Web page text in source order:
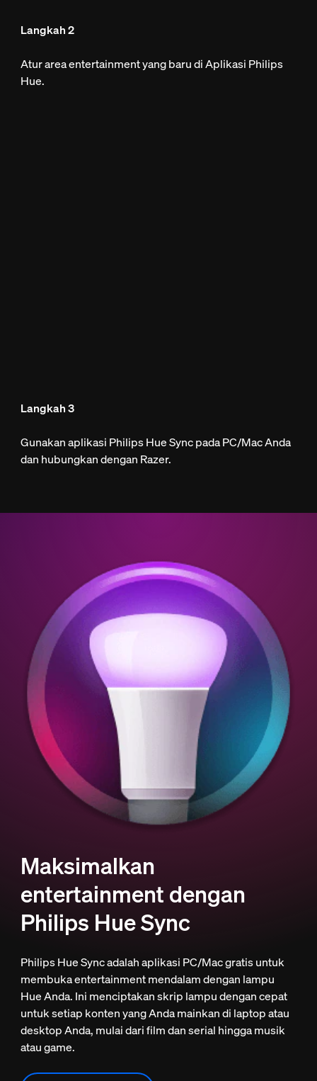
Langkah 2
Atur area entertainment yang baru di Aplikasi Philips
Hue.
Langkah 3
Gunakan aplikasi Philips Hue Sync pada PC/Mac Anda
dan hubungkan dengan Razer.
Maksimalkan
entertainment dengan
Philips Hue Sync
Philips Hue Sync adalah aplikasi PC/Mac gratis untuk
membuka entertainment mendalam dengan lampu
Hue Anda. Ini menciptakan skrip lampu dengan cepat
untuk setiap konten yang Anda mainkan di laptop atau
desktop Anda, mulai dari film dan serial hingga musik
atau game.